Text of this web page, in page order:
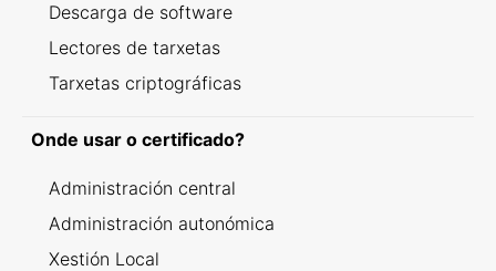
Descarga de software
Lectores de tarxetas
Tarxetas criptográficas
Onde usar o certificado?
Administración central
Administración autonómica
Xestión Local